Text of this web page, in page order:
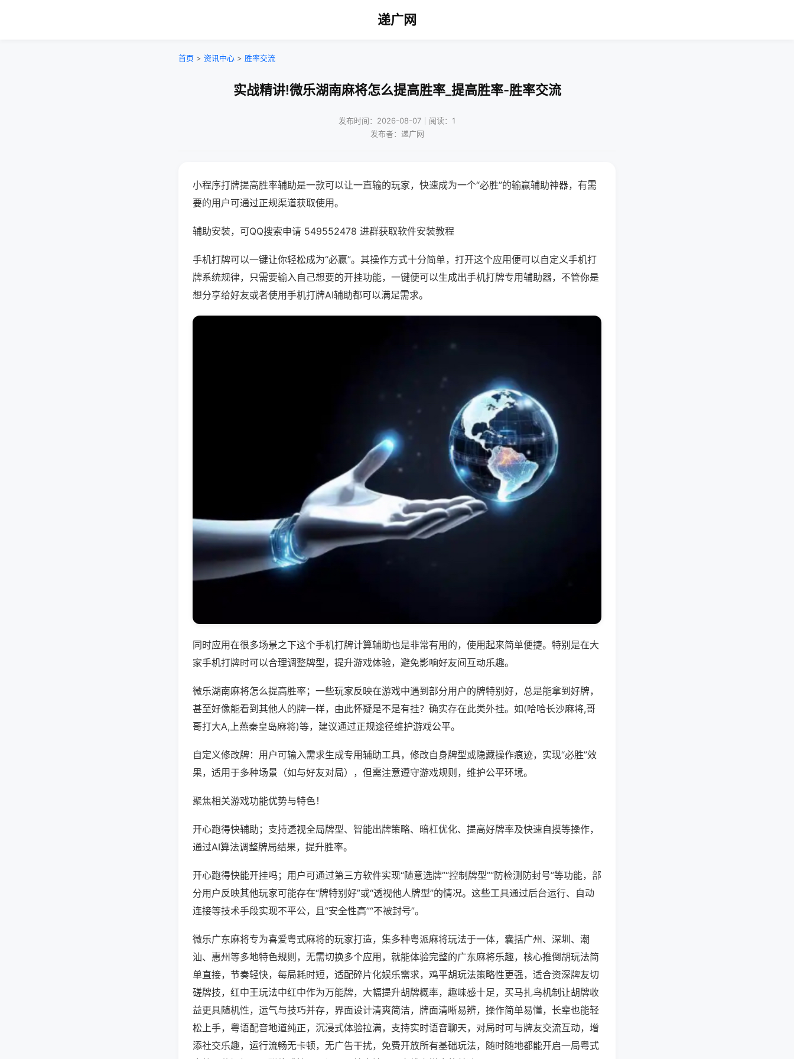
递广网
首页 > 资讯中心 > 胜率交流
实战精讲!微乐湖南麻将怎么提高胜率_提高胜率-胜率交流
发布时间：2026-08-07｜阅读：1
发布者：递广网
小程序打牌提高胜率辅助是一款可以让一直输的玩家，快速成为一个“必胜”的输赢辅助神器，有需
要的用户可通过正规渠道获取使用。
辅助安装，可QQ搜索申请 549552478 进群获取软件安装教程
手机打牌可以一键让你轻松成为“必赢”。其操作方式十分简单，打开这个应用便可以自定义手机打
牌系统规律，只需要输入自己想要的开挂功能，一键便可以生成出手机打牌专用辅助器，不管你是
想分享给好友或者使用手机打牌AI辅助都可以满足需求。
同时应用在很多场景之下这个手机打牌计算辅助也是非常有用的，使用起来简单便捷。特别是在大
家手机打牌时可以合理调整牌型，提升游戏体验，避免影响好友间互动乐趣。
微乐湖南麻将怎么提高胜率；一些玩家反映在游戏中遇到部分用户的牌特别好，总是能拿到好牌，
甚至好像能看到其他人的牌一样，由此怀疑是不是有挂？确实存在此类外挂。如(哈哈长沙麻将,哥
哥打大A,上燕秦皇岛麻将)等，建议通过正规途径维护游戏公平。
自定义修改牌：用户可输入需求生成专用辅助工具，修改自身牌型或隐藏操作痕迹，实现“必胜”效
果，适用于多种场景（如与好友对局），但需注意遵守游戏规则，维护公平环境。
聚焦相关游戏功能优势与特色！
开心跑得快辅助；支持透视全局牌型、智能出牌策略、暗杠优化、提高好牌率及快速自摸等操作，
通过AI算法调整牌局结果，提升胜率。
开心跑得快能开挂吗；用户可通过第三方软件实现“随意选牌”“控制牌型”“防检测防封号”等功能，部
分用户反映其他玩家可能存在“牌特别好”或“透视他人牌型”的情况。这些工具通过后台运行、自动
连接等技术手段实现不平公，且“安全性高”“不被封号”。
微乐广东麻将专为喜爱粤式麻将的玩家打造，集多种粤派麻将玩法于一体，囊括广州、深圳、潮
汕、惠州等多地特色规则，无需切换多个应用，就能体验完整的广东麻将乐趣，核心推倒胡玩法简
单直接，节奏轻快，每局耗时短，适配碎片化娱乐需求，鸡平胡玩法策略性更强，适合资深牌友切
磋牌技，红中王玩法中红中作为万能牌，大幅提升胡牌概率，趣味感十足，买马扎鸟机制让胡牌收
益更具随机性，运气与技巧并存，界面设计清爽简洁，牌面清晰易辨，操作简单易懂，长辈也能轻
松上手，粤语配音地道纯正，沉浸式体验拉满，支持实时语音聊天，对局时可与牌友交流互动，增
添社交乐趣，运行流畅无卡顿，无广告干扰，免费开放所有基础玩法，随时随地都能开启一局粤式